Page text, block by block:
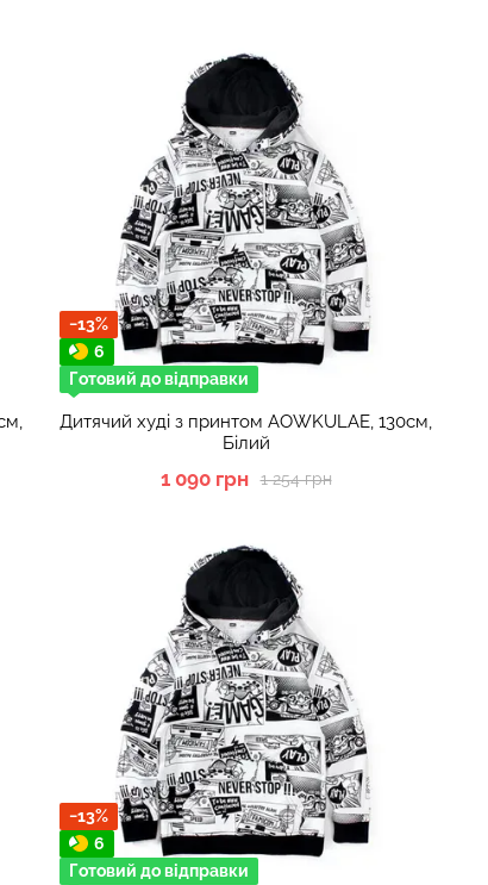
−13%
6
Готовий до відправки
Дитячий худі з принтом AOWKULAE, 130см,
Білий
1 254 грн
1 090 грн
−13%
6
Готовий до відправки